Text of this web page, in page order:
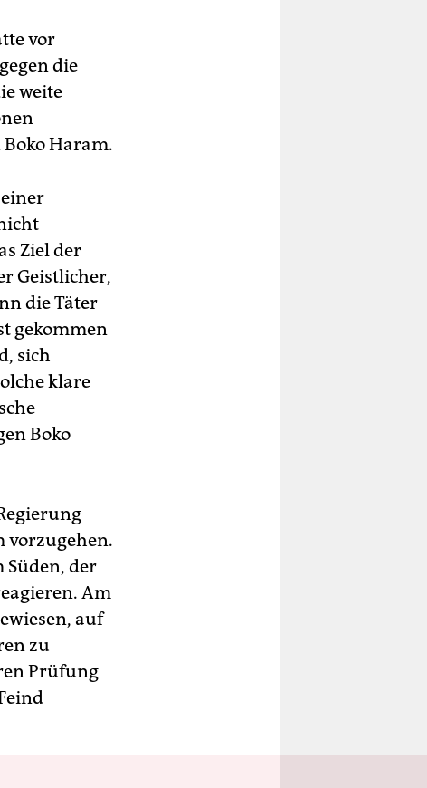
vor
die
weite
Haram.
Ziel der
Geistlicher,
die Täter
gekommen
sich
klare
Boko
vorzugehen.
Süden, der
Am
auf
zu
Prüfung